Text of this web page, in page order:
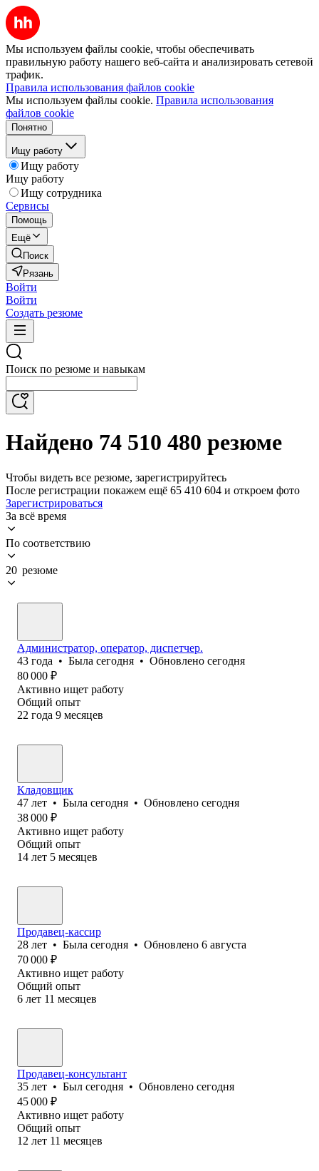
Мы используем файлы cookie, чтобы обеспечивать
правильную работу нашего веб-сайта и анализировать сетевой
трафик.
Правила использования файлов cookie
Мы используем файлы cookie. Правила использования
файлов cookie
Понятно
Ищу работу
Ищу работу
Ищу работу
Ищу сотрудника
Сервисы
Помощь
Ещё
Поиск
Рязань
Войти
Войти
Создать резюме
Поиск по резюме и навыкам
Найдено 74 510 480 резюме
Чтобы видеть все резюме, зарегистрируйтесь
После регистрации покажем ещё 65 410 604 и откроем фото
Зарегистрироваться
За всё время
По соответствию
20 резюме
Администратор, оператор, диспетчер.
43 года • Была сегодня • Обновлено сегодня
80 000 ₽
Активно ищет работу
Общий опыт
22 года 9 месяцев
Кладовщик
47 лет • Была сегодня • Обновлено сегодня
38 000 ₽
Активно ищет работу
Общий опыт
14 лет 5 месяцев
Продавец-кассир
28 лет • Была сегодня • Обновлено 6 августа
70 000 ₽
Активно ищет работу
Общий опыт
6 лет 11 месяцев
Продавец-консультант
35 лет • Был сегодня • Обновлено сегодня
45 000 ₽
Активно ищет работу
Общий опыт
12 лет 11 месяцев